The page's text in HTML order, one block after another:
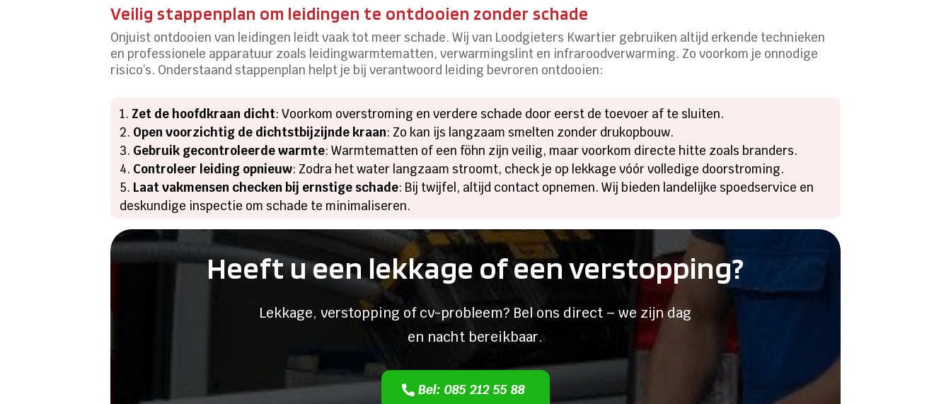
Veilig stappenplan om leidingen te ontdooien zonder schade
Onjuist ontdooien van leidingen leidt vaak tot meer schade. Wij van Loodgieters Kwartier gebruiken altijd erkende technieken
en professionele apparatuur zoals leidingwarmtematten, verwarmingslint en infraroodverwarming. Zo voorkom je onnodige
risico’s. Onderstaand stappenplan helpt je bij verantwoord leiding bevroren ontdooien:
Zet de hoofdkraan dicht: Voorkom overstroming en verdere schade door eerst de toevoer af te sluiten.
Open voorzichtig de dichtstbijzijnde kraan: Zo kan ijs langzaam smelten zonder drukopbouw.
Gebruik gecontroleerde warmte: Warmtematten of een föhn zijn veilig, maar voorkom directe hitte zoals branders.
Controleer leiding opnieuw: Zodra het water langzaam stroomt, check je op lekkage vóór volledige doorstroming.
Laat vakmensen checken bij ernstige schade: Bij twijfel, altijd contact opnemen. Wij bieden landelijke spoedservice en
deskundige inspectie om schade te minimaliseren.
Heeft u een lekkage of een verstopping?
Lekkage, verstopping of cv-probleem? Bel ons direct – we zijn dag
en nacht bereikbaar.
Bel: 085 212 55 88